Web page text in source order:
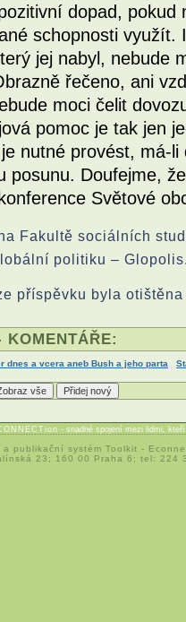
dopad,
schopnosti využít.
jej nabyl, nebude
řečeno, ani
moci čelit
pomoc je tak jen
nutné provést, má-
posunu. Doufejme,
Světové
Fakultě sociálních
politiku –
příspěvku byla
KOMENTÁŘE:
dnes a vcera aneb Bush a jeho parta
- snadné spojení mezi lidmi,
a publikační systém Toolkit -
23; 160 00 Praha 6; tel: 224